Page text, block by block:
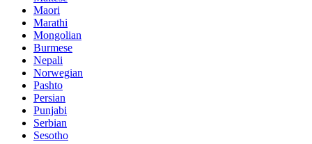
Maori
Marathi
Mongolian
Burmese
Nepali
Norwegian
Pashto
Persian
Punjabi
Serbian
Sesotho